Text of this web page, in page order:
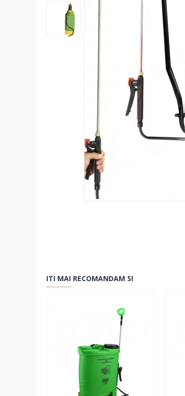
ITI MAI RECOMANDAM SI